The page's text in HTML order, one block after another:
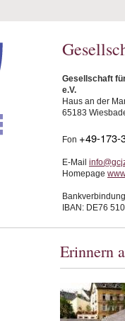
Gesellschaft
e.V.
Haus an der
65183
Fon +49-173-
E-Mail
Homepage
IBAN: DE76
Erinnern